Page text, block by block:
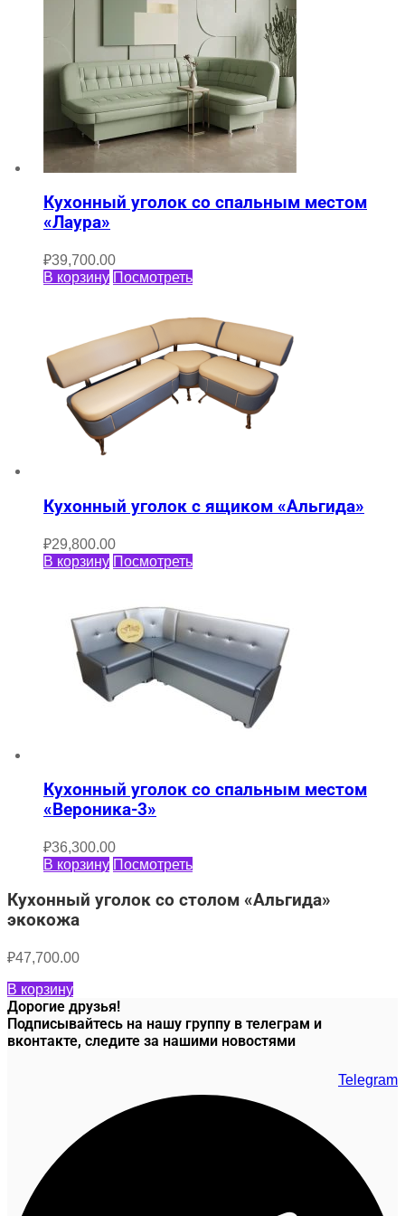
Кухонный уголок со спальным местом
«Лаура»
₽39,700.00
В корзину Посмотреть
Кухонный уголок с ящиком «Альгида»
₽29,800.00
В корзину Посмотреть
Кухонный уголок со спальным местом
«Вероника-3»
₽36,300.00
В корзину Посмотреть
Кухонный уголок со столом «Альгида»
экокожа
₽47,700.00
В корзину
Дорогие друзья!
Подписывайтесь на нашу группу в телеграм и
вконтакте, следите за нашими новостями
Telegram